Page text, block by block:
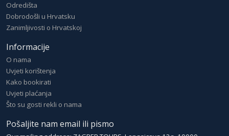
Odredišta
Dobrodošli u Hrvatsku
Zanimljivosti o Hrvatskoj
Informacije
O nama
Uvjeti korištenja
Kako bookirati
Uvjeti plaćanja
Što su gosti rekli o nama
Pošaljite nam email ili pismo